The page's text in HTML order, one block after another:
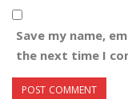
Save my name,
the next time I